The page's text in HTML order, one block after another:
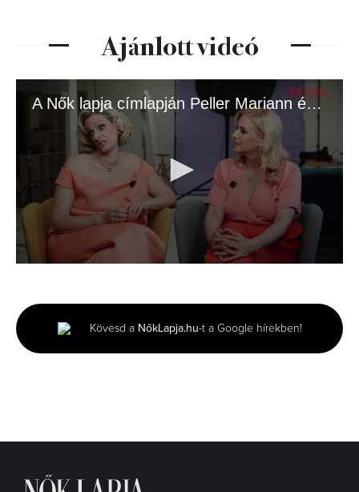
Ajánlott videó
A Nők lapja címlapján Peller Mariann és Anna!
minutes,
8
seconds
Kövesd a NőkLapja.hu-t a Google hírekben!